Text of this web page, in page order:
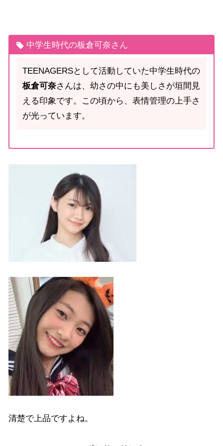
中学生時代の板倉可奈さん
TEENAGERSとして活動していた中学生時代の
板倉可奈さんは、幼さの中にも美しさが垣間見
える印象です。この頃から、表情管理の上手さ
が光っています。
清楚で上品ですよね。